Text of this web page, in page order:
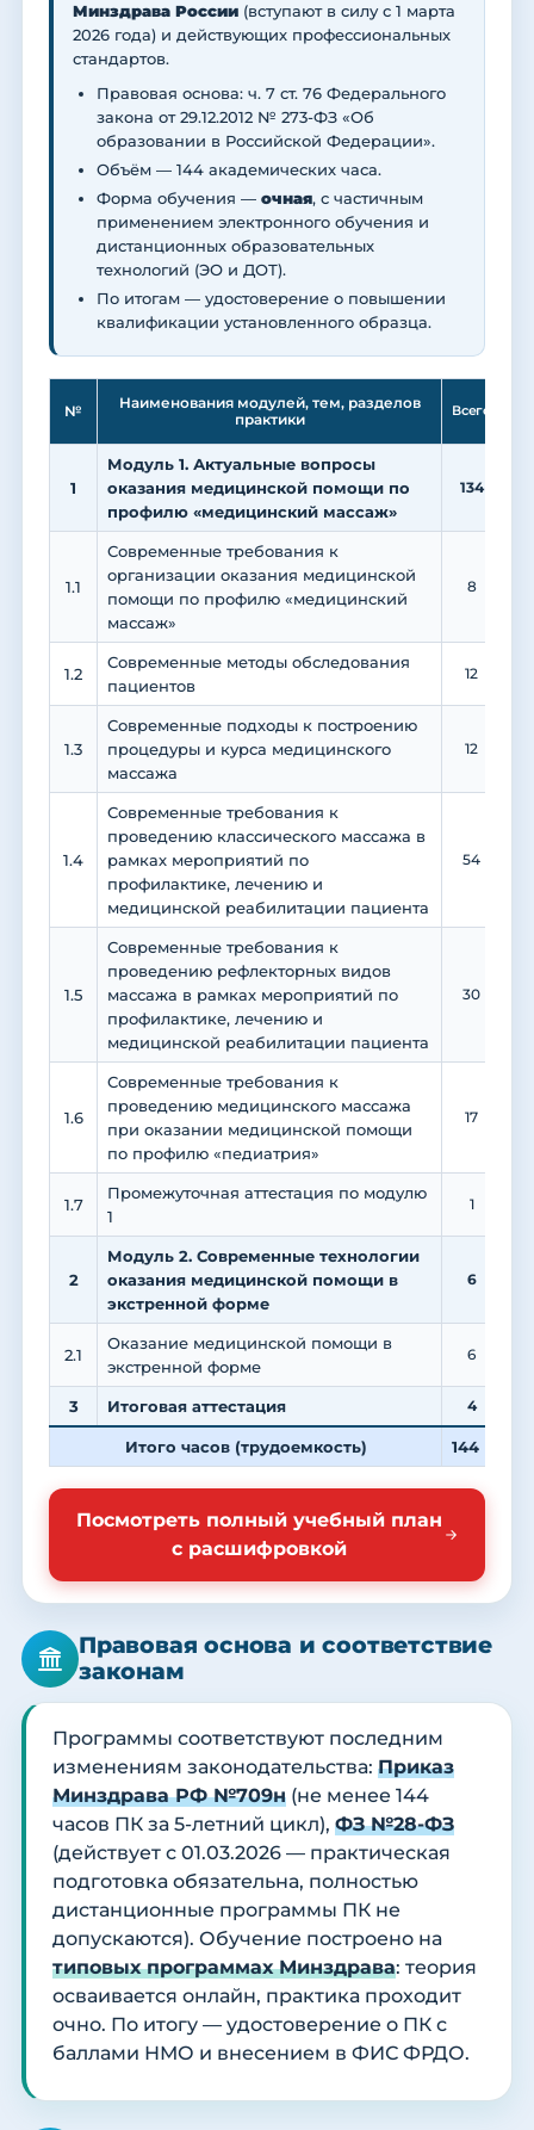
Минздрава России (вступают в силу с 1 марта
2026 года) и действующих профессиональных
стандартов.
Правовая основа: ч. 7 ст. 76 Федерального
закона от 29.12.2012 № 273-ФЗ «Об
образовании в Российской Федерации».
Объём — 144 академических часа.
Форма обучения — очная, с частичным
применением электронного обучения и
дистанционных образовательных
технологий (ЭО и ДОТ).
По итогам — удостоверение о повышении
квалификации установленного образца.
№
Наименования модулей, тем, разделов
практики
Всего
1
Модуль 1. Актуальные вопросы
оказания медицинской помощи по
профилю «медицинский массаж»
134
1.1
Современные требования к
организации оказания медицинской
помощи по профилю «медицинский
массаж»
8
1.2
Современные методы обследования
пациентов
12
1.3
Современные подходы к построению
процедуры и курса медицинского
массажа
12
1.4
Современные требования к
проведению классического массажа в
рамках мероприятий по
профилактике, лечению и
медицинской реабилитации пациента
54
1.5
Современные требования к
проведению рефлекторных видов
массажа в рамках мероприятий по
профилактике, лечению и
медицинской реабилитации пациента
30
1.6
Современные требования к
проведению медицинского массажа
при оказании медицинской помощи
по профилю «педиатрия»
17
1.7
Промежуточная аттестация по модулю
1
1
2
Модуль 2. Современные технологии
оказания медицинской помощи в
экстренной форме
6
2.1
Оказание медицинской помощи в
экстренной форме
6
3 Итоговая аттестация 4
Итого часов (трудоемкость) 144
Посмотреть полный учебный план
с расшифровкой
Правовая основа и соответствие
законам
Программы соответствуют последним
изменениям законодательства: Приказ
Минздрава РФ №709н (не менее 144
часов ПК за 5-летний цикл), ФЗ №28-ФЗ
(действует с 01.03.2026 — практическая
подготовка обязательна, полностью
дистанционные программы ПК не
допускаются). Обучение построено на
типовых программах Минздрава: теория
осваивается онлайн, практика проходит
очно. По итогу — удостоверение о ПК с
баллами НМО и внесением в ФИС ФРДО.